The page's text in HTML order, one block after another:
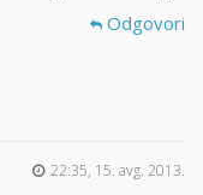
Odgovori
22:35, 15. avg. 2013.